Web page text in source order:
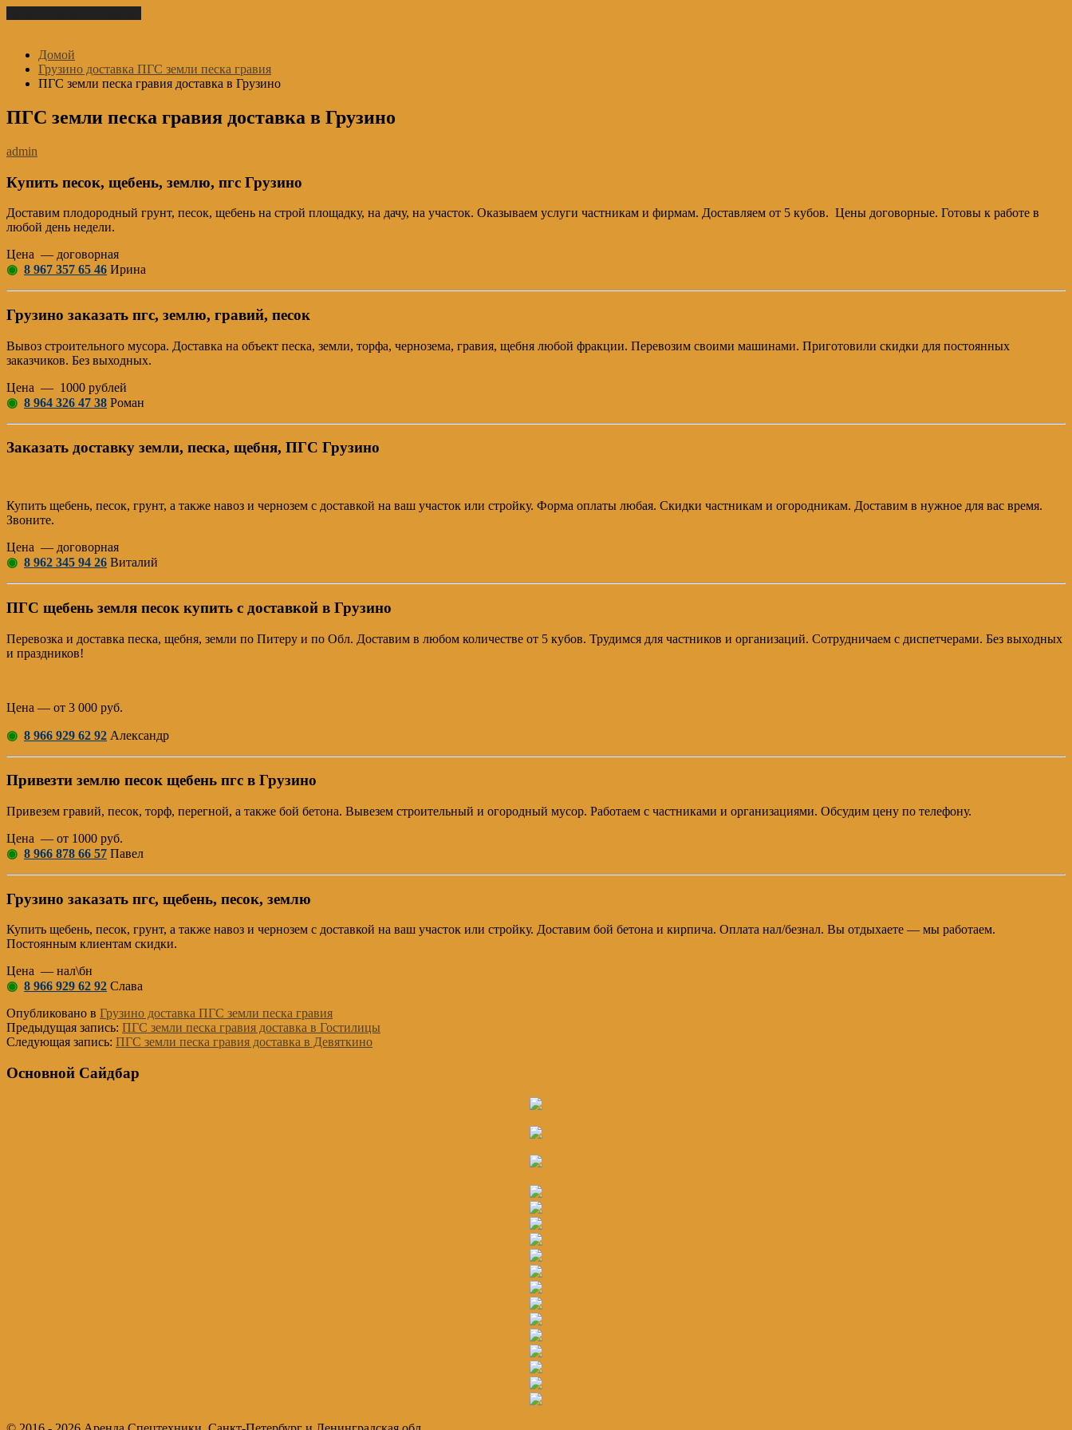
Домой
Грузино доставка ПГС земли песка гравия
ПГС земли песка гравия доставка в Грузино
ПГС земли песка гравия доставка в Грузино
admin
Купить песок, щебень, землю, пгс Грузино
Доставим плодородный грунт, песок, щебень на строй площадку, на дачу, на участок. Оказываем услуги частникам и фирмам. Доставляем от 5 кубов. Цены договорные. Готовы к работе в
любой день недели.
Цена — договорная
◉ 8 967 357 65 46 Ирина
Грузино заказать пгс, землю, гравий, песок
Вывоз строительного мусора. Доставка на объект песка, земли, торфа, чернозема, гравия, щебня любой фракции. Перевозим своими машинами. Приготовили скидки для постоянных
заказчиков. Без выходных.
Цена — 1000 рублей
◉ 8 964 326 47 38 Роман
Заказать доставку земли, песка, щебня, ПГС Грузино
Купить щебень, песок, грунт, а также навоз и чернозем с доставкой на ваш участок или стройку. Форма оплаты любая. Скидки частникам и огородникам. Доставим в нужное для вас время.
Звоните.
Цена — договорная
◉ 8 962 345 94 26 Виталий
ПГС щебень земля песок купить с доставкой в Грузино
Перевозка и доставка песка, щебня, земли по Питеру и по Обл. Доставим в любом количестве от 5 кубов. Трудимся для частников и организаций. Сотрудничаем с диспетчерами. Без выходных
и праздников!
Цена — от 3 000 руб.
◉ 8 966 929 62 92 Александр
Привезти землю песок щебень пгс в Грузино
Привезем гравий, песок, торф, перегной, а также бой бетона. Вывезем строительный и огородный мусор. Работаем с частниками и организациями. Обсудим цену по телефону.
Цена — от 1000 руб.
◉ 8 966 878 66 57 Павел
Грузино заказать пгс, щебень, песок, землю
Купить щебень, песок, грунт, а также навоз и чернозем с доставкой на ваш участок или стройку. Доставим бой бетона и кирпича. Оплата нал/безнал. Вы отдыхаете — мы работаем.
Постоянным клиентам скидки.
Цена — нал\бн
◉ 8 966 929 62 92 Слава
Опубликовано в Грузино доставка ПГС земли песка гравия
Предыдущая запись: ПГС земли песка гравия доставка в Гостилицы
Следующая запись: ПГС земли песка гравия доставка в Девяткино
Основной Сайдбар